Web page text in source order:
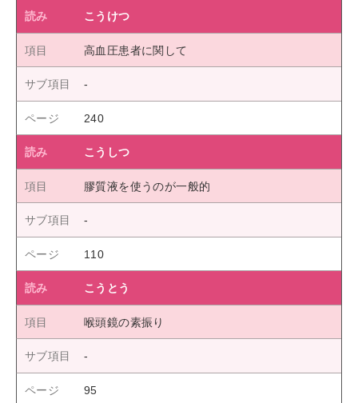
こうけつ
高血圧患者に関して
240
こうしつ
膠質液を使うのが一般的
110
こうとう
喉頭鏡の素振り
95